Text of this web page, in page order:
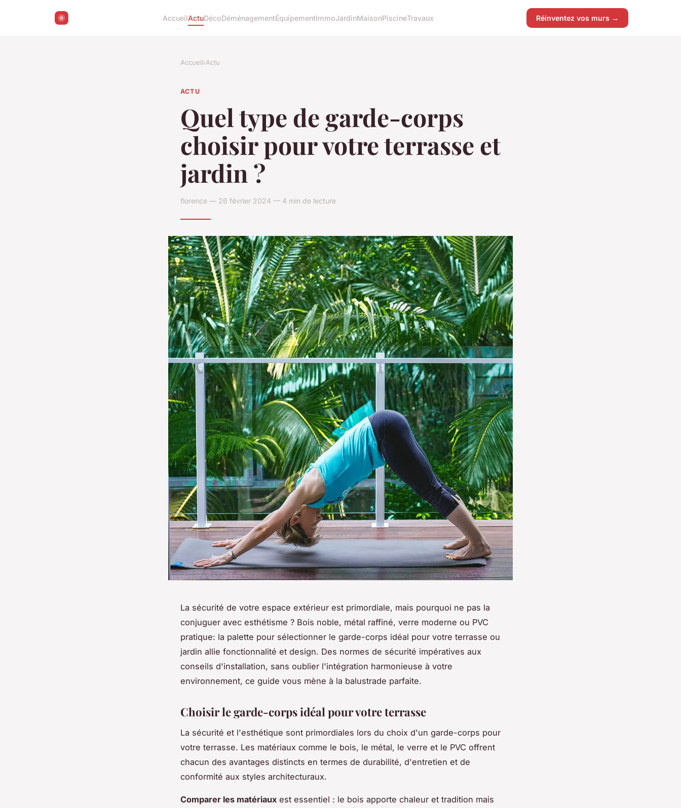
AccueilActuDécoDéménagementÉquipementImmoJardinMaisonPiscineTravaux Réinventez vos murs →
Accueil›Actu
ACTU
Quel type de garde-corps
choisir pour votre terrasse et
jardin ?
florence — 26 février 2024 — 4 min de lecture
La sécurité de votre espace extérieur est primordiale, mais pourquoi ne pas la
conjuguer avec esthétisme ? Bois noble, métal raffiné, verre moderne ou PVC
pratique: la palette pour sélectionner le garde-corps idéal pour votre terrasse ou
jardin allie fonctionnalité et design. Des normes de sécurité impératives aux
conseils d'installation, sans oublier l'intégration harmonieuse à votre
environnement, ce guide vous mène à la balustrade parfaite.
Choisir le garde-corps idéal pour votre terrasse
La sécurité et l'esthétique sont primordiales lors du choix d'un garde-corps pour
votre terrasse. Les matériaux comme le bois, le métal, le verre et le PVC offrent
chacun des avantages distincts en termes de durabilité, d'entretien et de
conformité aux styles architecturaux.
Comparer les matériaux est essentiel : le bois apporte chaleur et tradition mais